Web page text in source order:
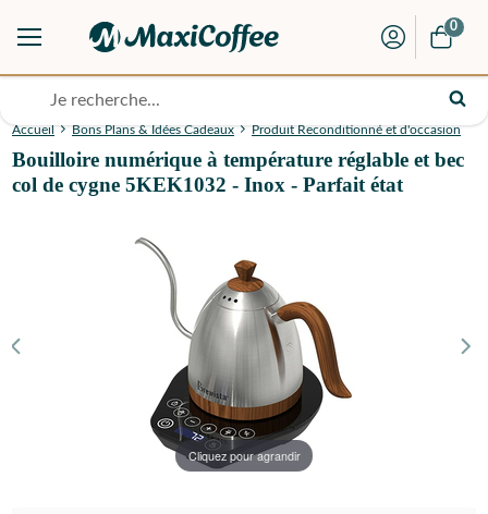
0
Accueil Bons Plans & Idées Cadeaux Produit Reconditionné et d'occasion
Bouilloire numérique à température réglable et bec
col de cygne 5KEK1032 - Inox - Parfait état
Cliquez pour agrandir